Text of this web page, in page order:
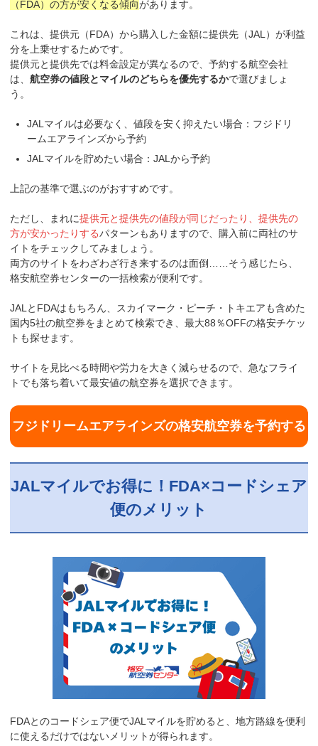
（FDA）の方が安くなる傾向があります。
これは、提供元（FDA）から購入した金額に提供先（JAL）が利益
分を上乗せするためです。
提供元と提供先では料金設定が異なるので、予約する航空会社
は、航空券の値段とマイルのどちらを優先するかで選びましょ
う。
JALマイルは必要なく、値段を安く抑えたい場合：フジドリ
ームエアラインズから予約
JALマイルを貯めたい場合：JALから予約
上記の基準で選ぶのがおすすめです。
ただし、まれに提供元と提供先の値段が同じだったり、提供先の
方が安かったりするパターンもありますので、購入前に両社のサ
イトをチェックしてみましょう。
両方のサイトをわざわざ行き来するのは面倒……そう感じたら、
格安航空券センターの一括検索が便利です。
JALとFDAはもちろん、スカイマーク・ピーチ・トキエアも含めた
国内5社の航空券をまとめて検索でき、最大88％OFFの格安チケッ
トも探せます。
サイトを見比べる時間や労力を大きく減らせるので、急なフライ
トでも落ち着いて最安値の航空券を選択できます。
フジドリームエアラインズの格安航空券を予約する
JALマイルでお得に！FDA×コードシェア
便のメリット
FDAとのコードシェア便でJALマイルを貯めると、地方路線を便利
に使えるだけではないメリットが得られます。